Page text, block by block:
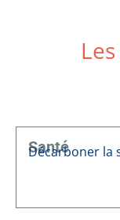
Santé
Décarboner la